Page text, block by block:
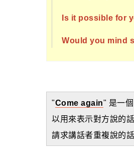
Is it possible for
Would you mind
"Come again" 是一
以用來表示對方說的
請求講話者重複說的